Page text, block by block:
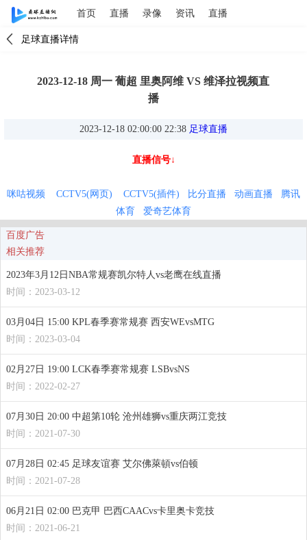
首页 直播 录像 资讯 直播
足球直播详情
2023-12-18 周一 葡超 里奥阿维 VS 维泽拉视频直
播
2023-12-18 02:00:00 22:38 足球直播
直播信号↓
咪咕视频 CCTV5(网页) CCTV5(插件) 比分直播 动画直播
腾讯
体育
爱奇艺体育
百度广告
相关推荐
2023年3月12日NBA常规赛凯尔特人vs老鹰在线直播
时间：2023-03-12
03月04日 15:00 KPL春季赛常规赛 西安WEvsMTG
时间：2023-03-04
02月27日 19:00 LCK春季赛常规赛 LSBvsNS
时间：2022-02-27
07月30日 20:00 中超第10轮 沧州雄狮vs重庆两江竞技
时间：2021-07-30
07月28日 02:45 足球友谊赛 艾尔佛萊頓vs伯顿
时间：2021-07-28
06月21日 02:00 巴克甲 巴西CAACvs卡里奥卡竞技
时间：2021-06-21